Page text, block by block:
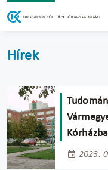
Hírek
2023.